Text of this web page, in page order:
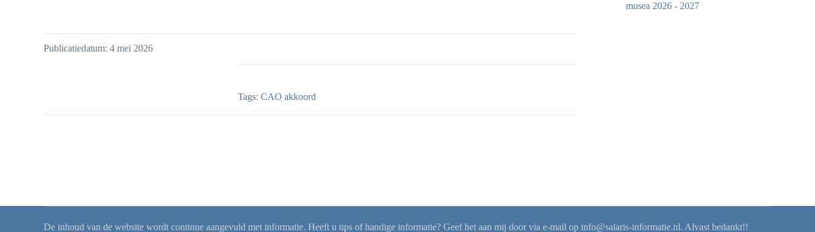
Publicatiedatum: 4 mei 2026
Tags: CAO akkoord
musea 2026 - 2027
De inhoud van de website wordt continue aangevuld met informatie. Heeft u tips of handige informatie? Geef het aan mij door via e-mail op info@salaris-informatie.nl. Alvast bedankt!!